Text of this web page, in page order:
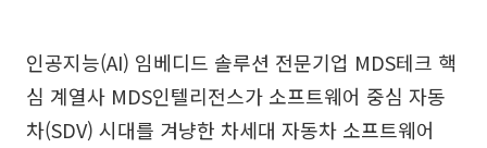
인공지능(AI) 임베디드 솔루션 전문기업 MDS테크 핵
심 계열사 MDS인텔리전스가 소프트웨어 중심 자동
차(SDV) 시대를 겨냥한 차세대 자동차 소프트웨어